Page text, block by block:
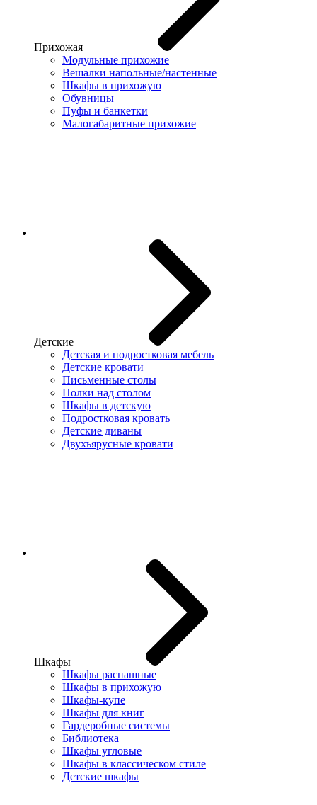
Прихожая
Модульные прихожие
Вешалки напольные/настенные
Шкафы в прихожую
Обувницы
Пуфы и банкетки
Малогабаритные прихожие
Детские
Детская и подростковая мебель
Детские кровати
Письменные столы
Полки над столом
Шкафы в детскую
Подростковая кровать
Детские диваны
Двухъярусные кровати
Шкафы
Шкафы распашные
Шкафы в прихожую
Шкафы-купе
Шкафы для книг
Гардеробные системы
Библиотека
Шкафы угловые
Шкафы в классическом стиле
Детские шкафы